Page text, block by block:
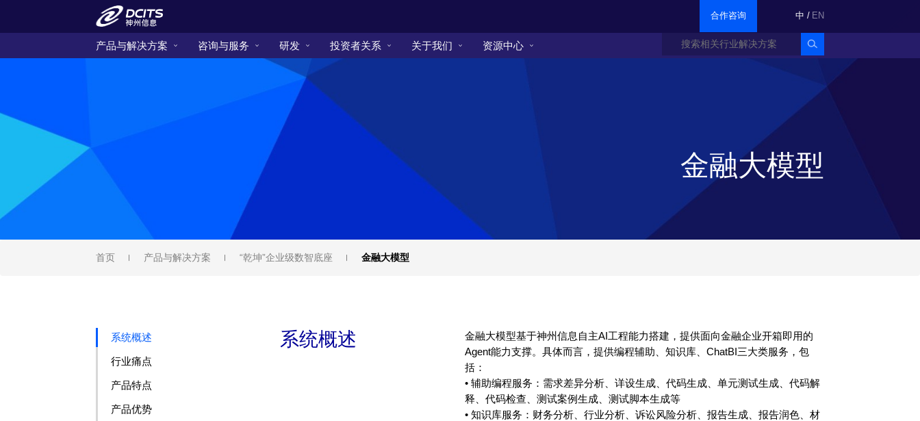
合作咨询 中 / EN
产品与解决方案 咨询与服务 研发 投资者关系 关于我们 资源中心
金融大模型
首页 产品与解决方案 “乾坤”企业级数智底座 金融大模型
系统概述
金融大模型基于神州信息自主AI工程能力搭建，提供面向金融企业开箱即用的
Agent能力支撑。具体而言，提供编程辅助、知识库、ChatBI三大类服务，包
括：
• 辅助编程服务：需求差异分析、详设生成、代码生成、单元测试生成、代码解
释、代码检查、测试案例生成、测试脚本生成等
• 知识库服务：财务分析、行业分析、诉讼风险分析、报告生成、报告润色、材
系统概述
行业痛点
产品特点
产品优势